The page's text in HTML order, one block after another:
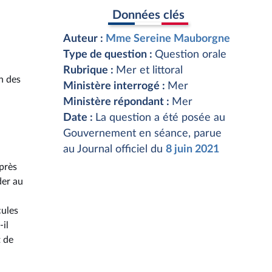
des
au
de
Données clés
Auteur : Mme Sereine Mauborgne
Type de question : Question orale
Rubrique : Mer et littoral
Ministère interrogé : Mer
Ministère répondant : Mer
Date : La question a été posée au
Gouvernement en séance, parue
au Journal officiel du 8 juin 2021